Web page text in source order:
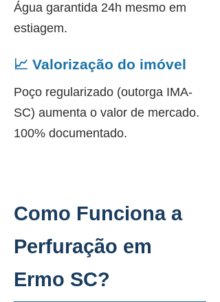
Água garantida 24h mesmo em
estiagem.
📈 Valorização do imóvel
Poço regularizado (outorga IMA-
SC) aumenta o valor de mercado.
100% documentado.
Como Funciona a
Perfuração em
Ermo SC?